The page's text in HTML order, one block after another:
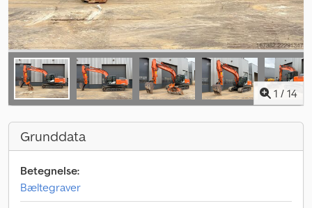
1 / 14
Grunddata
Betegnelse:
Bæltegraver